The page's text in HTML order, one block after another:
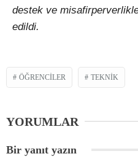
destek ve
edildi.
ÖĞRENCILER TEKNIK
YORUMLAR
Bir yanıt yazın